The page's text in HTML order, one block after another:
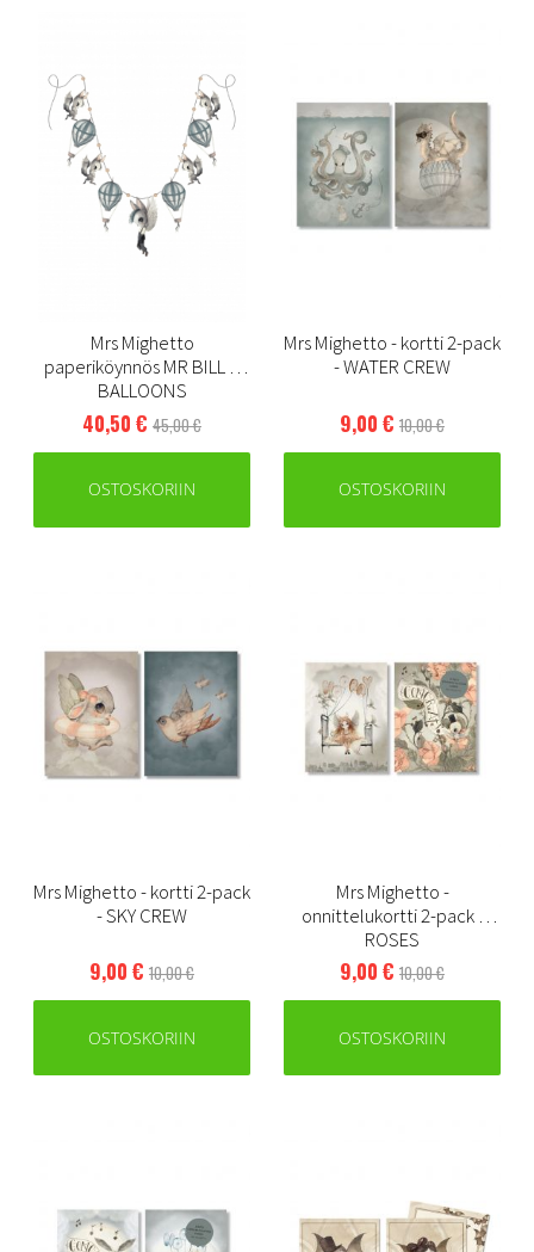
Mrs Mighetto
paperiköynnös MR BILL &
BALLOONS
40,50 € 45,00 €
OSTOSKORIIN
Mrs Mighetto - kortti 2-pack
- WATER CREW
9,00 € 10,00 €
OSTOSKORIIN
Mrs Mighetto - kortti 2-pack
- SKY CREW
9,00 € 10,00 €
OSTOSKORIIN
Mrs Mighetto -
onnittelukortti 2-pack -
ROSES
9,00 € 10,00 €
OSTOSKORIIN